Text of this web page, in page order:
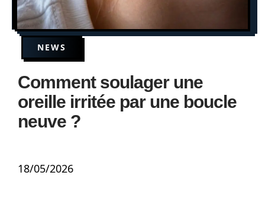
NEWS
Comment soulager une
oreille irritée par une boucle
neuve ?
18/05/2026